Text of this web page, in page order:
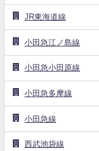
JR東海道線
小田急江ノ島線
小田急小田原線
小田急多摩線
小田急線
西武池袋線